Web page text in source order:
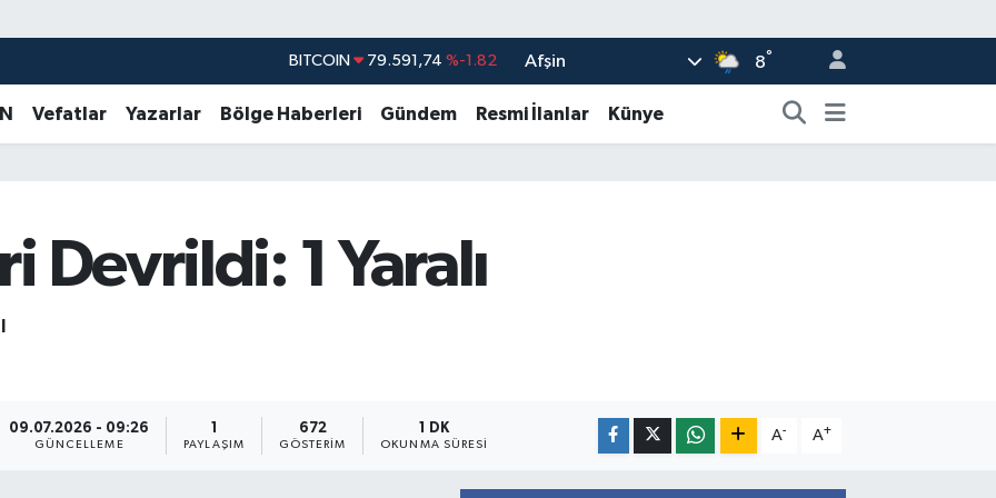
DOLAR 45,43620 %0.02
EURO 53,38690 %0.19
STERLİN 61,60380 %0.18
Afşin 8°
Vefatlar Yazarlar Bölge Haberleri Gündem Resmi İlanlar Künye
Devrildi: 1 Yaralı
09.07.2026 - 09:26
GÜNCELLEME
1
PAYLAŞIM
672
GÖSTERIM
1 DK
OKUNMA SÜRESI
A- A+